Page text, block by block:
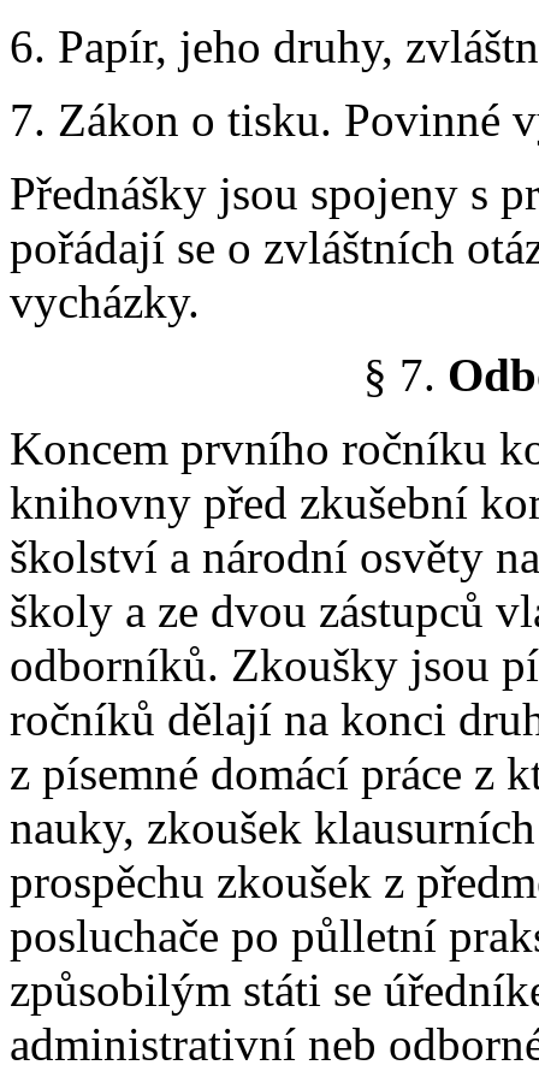
6. Papír, jeho druhy,
7. Zákon o tisku. Povinné
Přednášky jsou spojeny s
pořádají se o zvláštních
vycházky.
§ 7.
Koncem prvního ročníku
knihovny před zkušební
školství a národní osvěty
školy a ze dvou zástupců
odborníků. Zkoušky jsou
ročníků dělají na konci
z písemné domácí práce z
nauky, zkoušek
prospěchu zkoušek z
posluchače po půlletní
způsobilým státi se
administrativní neb